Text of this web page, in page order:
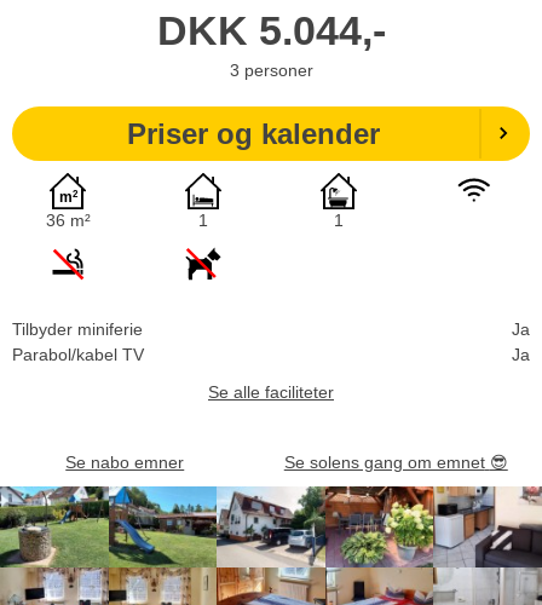
DKK 5.044,-
3 personer
Priser og kalender
36 m² 1 1
Tilbyder miniferie
Ja
Parabol/kabel TV
Ja
Se alle faciliteter
Se nabo emner Se solens gang om emnet 😎